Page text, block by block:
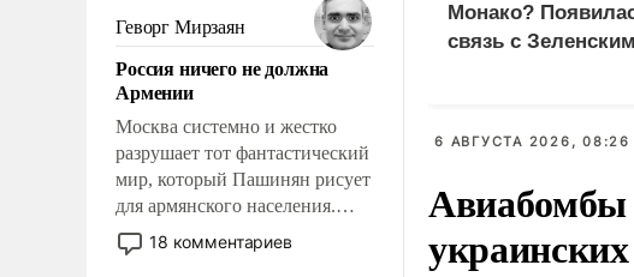
Сложившаяся ситуация
означает многолетний период
уязвимости США, например,
перед Китаем.
Геворг Мирзаян
Россия ничего не должна
Армении
Москва системно и жестко
разрушает тот фантастический
мир, который Пашинян рисует
для армянского населения.
Мир, где политические
прожекты будут безусловно
18 комментариев
Монако?
связь с Зеленским
6 АВГУСТА 2026, 08:26
Авиабомбы